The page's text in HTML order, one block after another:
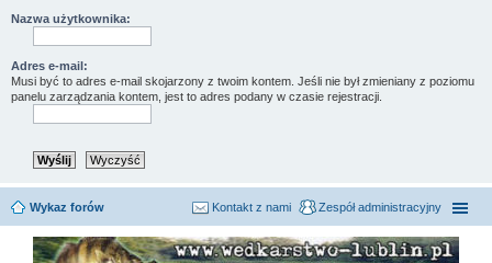
Nazwa użytkownika:
Adres e-mail:
Musi być to adres e-mail skojarzony z twoim kontem. Jeśli nie był zmieniany z poziomu
panelu zarządzania kontem, jest to adres podany w czasie rejestracji.
Wykaz forów Zespół administracyjny
Kontakt z nami